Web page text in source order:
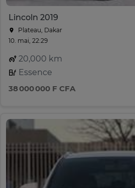
Lincoln 2019
Plateau, Dakar
10. mai, 22:29
20,000 km
Essence
38 000 000 F CFA